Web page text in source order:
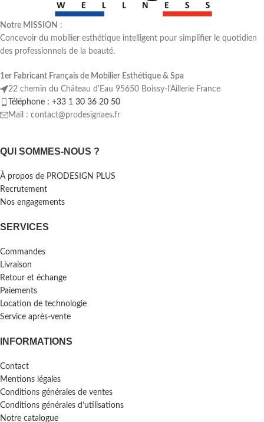
Notre MISSION :
Concevoir du mobilier esthétique intelligent pour simplifier le quotidien
des professionnels de la beauté.
1er Fabricant Français de Mobilier Esthétique & Spa
22 chemin du Château d'Eau 95650 Boissy-l'Aillerie France
Téléphone : +33 1 30 36 20 50
Mail : contact@prodesignaes.fr
QUI SOMMES-NOUS ?
À propos de PRODESIGN PLUS
Recrutement
Nos engagements
SERVICES
Commandes
Livraison
Retour et échange
Paiements
Location de technologie
Service après-vente
INFORMATIONS
Contact
Mentions légales
Conditions générales de ventes
Conditions générales d’utilisations
Notre catalogue